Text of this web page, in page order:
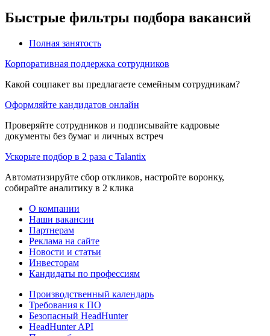
Быстрые фильтры подбора вакансий
Полная занятость
Корпоративная поддержка сотрудников
Какой соцпакет вы предлагаете семейным сотрудникам?
Оформляйте кандидатов онлайн
Проверяйте сотрудников и подписывайте кадровые
документы без бумаг и личных встреч
Ускорьте подбор в 2 раза с Talantix
Автоматизируйте сбор откликов, настройте воронку,
собирайте аналитику в 2 клика
О компании
Наши вакансии
Партнерам
Реклама на сайте
Новости и статьи
Инвесторам
Кандидаты по профессиям
Производственный календарь
Требования к ПО
Безопасный HeadHunter
HeadHunter API